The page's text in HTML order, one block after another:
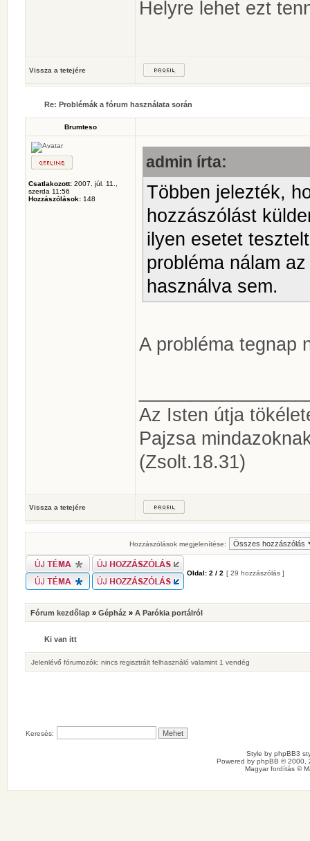
Helyre lehet ezt
Vissza a tetejére
Re: Problémák a fórum használata során
Brumteso
Csatlakozott: 2007. júl. 11.,
szerda 11:56
Hozzászólások: 148
admin írta:
Többen jelezték,
hozzászólást
ilyen esetet
probléma nálam
használva sem.
A probléma tegnap
Az Isten útja
Pajzsa
(Zsolt.18.31)
Vissza a tetejére
Hozzászólások megjelenítése:
Oldal: 2 / 2 [ 29 hozzászólás ]
Fórum kezdőlap » Gépház » A Parókia portálról
Ki van itt
Jelenlévő fórumozók: nincs regisztrált felhasználó valamint 1 vendég
Keresés:
Style by phpBB3
Powered by phpBB © 2000,
Magyar fordítás ©